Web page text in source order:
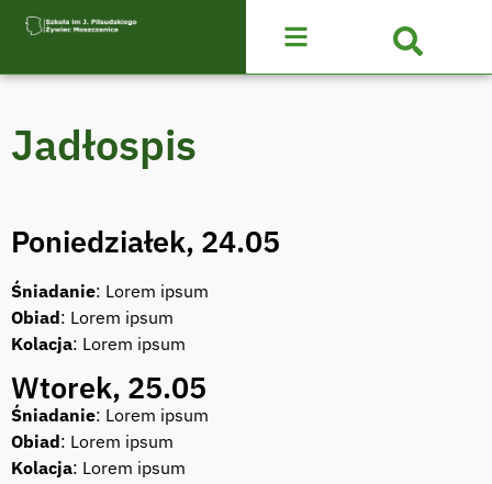
Jadłospis
Poniedziałek, 24.05
Śniadanie: Lorem ipsum
Obiad: Lorem ipsum
Kolacja: Lorem ipsum
Wtorek, 25.05
Śniadanie: Lorem ipsum
Obiad: Lorem ipsum
Kolacja: Lorem ipsum